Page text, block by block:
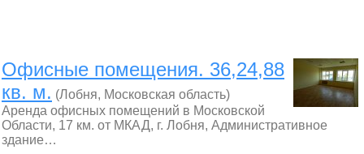
Офисные помещения. 36,24,88
кв. м. (Лобня, Московская область)
Аренда офисных помещений в Московской
Области, 17 км. от МКАД, г. Лобня, Административное
здание…